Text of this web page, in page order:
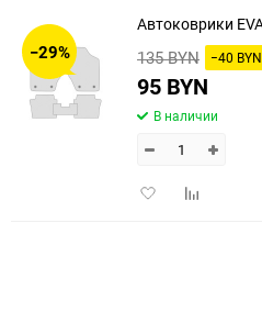
−29%
Автоковрики
135 BYN −40 BYN
95 BYN
В наличии
ДобавитьДобавить